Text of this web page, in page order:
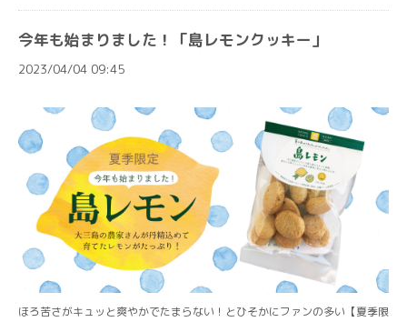
今年も始まりました！「島レモンクッキー」
2023/04/04 09:45
ほろ苦さがキュッと爽やかでたまらない！とひそかにファンの多い【夏季限